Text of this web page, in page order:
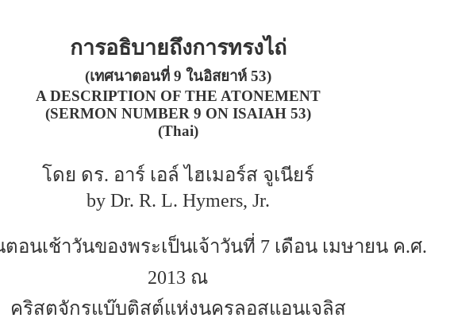
การอธิบายถึงการทรงไถ่
(เทศนาตอนที่ 9 ในอิสยาห์ 53)
A DESCRIPTION OF THE ATONEMENT
(SERMON NUMBER 9 ON ISAIAH 53)
(Thai)
โดย ดร. อาร์ เอล์ ไฮเมอร์ส จูเนียร์
by Dr. R. L. Hymers, Jr.
ตอนเช้าวันของพระเป็นเจ้าวันที่ 7 เดือน เมษายน ค.ศ.
2013 ณ
คริสตจักรแบ๊บติสต์แห่งนครลอสแอนเจลิส